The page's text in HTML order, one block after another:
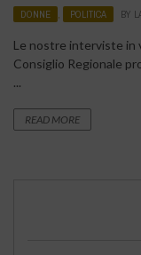
DONNE , POLITICA BY
Le nostre interviste in
Consiglio Regionale
...
READ MORE